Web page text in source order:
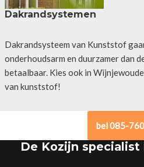
Dakrandsystemen
Dakrandsysteem van Kunststof
onderhoudsarm en duurzamer dan
betaalbaar. Kies ook in
van kunststof!
bel 085-
De Kozijn